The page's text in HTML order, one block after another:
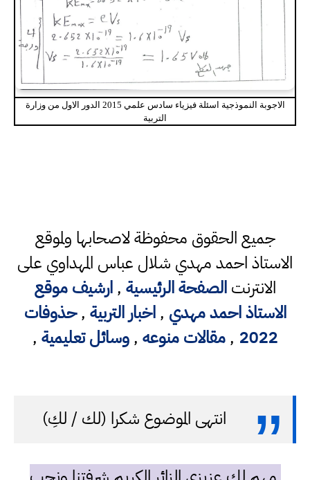
الاجوبة النموذجية اسئلة فيزياء سادس علمي 2015 الدور الاول من وزارة
التربية
جميع الحقوق محفوظة لاصحابها ولموقع
الاستاذ احمد مهدي شلال عباس المهداوي على
الانترنتالصفحة الرئيسية ,ارشيف موقع
الاستاذ احمد مهدي ,اخبار التربية ,حذوفات
2022
,مقالات منوعه ,وسائل تعليمية ,
انتهى الموضوع شكرا (لك / لكِ)